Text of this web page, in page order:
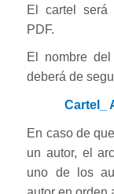
El cartel será
PDF.
El nombre
deberá de
Cartel_
En caso de
un autor, el
uno de los